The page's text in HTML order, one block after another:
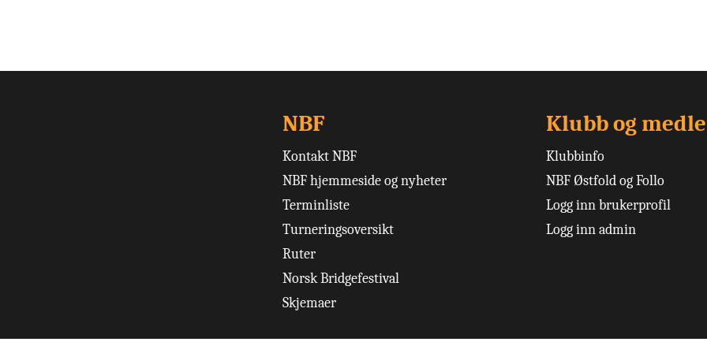
NBF
Kontakt NBF
NBF hjemmeside og nyheter
Terminliste
Turneringsoversikt
Ruter
Norsk Bridgefestival
Skjemaer
Klubb og
Klubbinfo
NBF Østfold og Follo
Logg inn brukerprofil
Logg inn admin